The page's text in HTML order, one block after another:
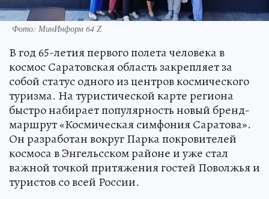
Фото: МинИнформ 64 Z
В год 65-летия первого полета человека в
космос Саратовская область закрепляет за
собой статус одного из центров космического
туризма. На туристической карте региона
быстро набирает популярность новый бренд-
маршрут «Космическая симфония Саратова».
Он разработан вокруг Парка покровителей
космоса в Энгельсском районе и уже стал
важной точкой притяжения гостей Поволжья и
туристов со всей России.